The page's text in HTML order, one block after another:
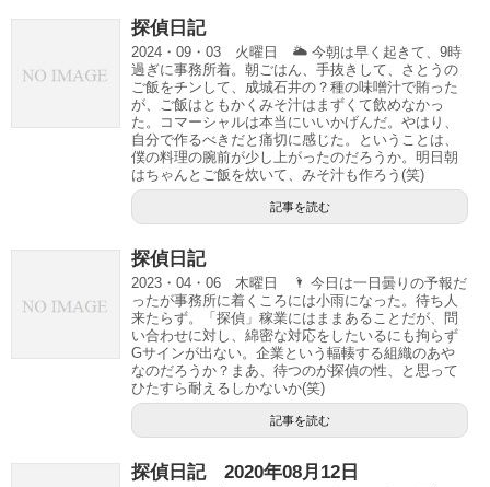
探偵日記
2024・09・03 火曜日 🌥 今朝は早く起きて、9時
過ぎに事務所着。朝ごはん、手抜きして、さとうの
ご飯をチンして、成城石井の？種の味噌汁で賄った
が、ご飯はともかくみそ汁はまずくて飲めなかっ
た。コマーシャルは本当にいいかげんだ。やはり、
自分で作るべきだと痛切に感じた。ということは、
僕の料理の腕前が少し上がったのだろうか。明日朝
はちゃんとご飯を炊いて、みそ汁も作ろう(笑)
記事を読む
探偵日記
2023・04・06 木曜日 🌂 今日は一日曇りの予報だ
ったが事務所に着くころには小雨になった。待ち人
来たらず。「探偵」稼業にはままあることだが、問
い合わせに対し、綿密な対応をしたいるにも拘らず
Gサインが出ない。企業という輻輳する組織のあや
なのだろうか？まあ、待つのが探偵の性、と思って
ひたすら耐えるしかないか(笑)
記事を読む
探偵日記 2020年08月12日